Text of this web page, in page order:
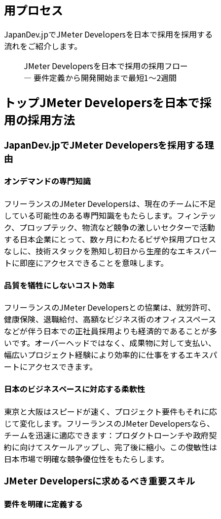
用プロセス
JapanDev.jpでJMeter Developersを日本で採用を採用する
流れをご紹介します。
JMeter Developersを日本で採用の採用フロー
— 要件定義から開発開始まで最短1〜2週間
トップJMeter Developersを日本で採
用の採用方法
JapanDev.jpでJMeter Developersを採用する理
由
オンデマンドの専門知識
フリーランスのJMeter Developersは、現在のチームに不足
している可能性のある専門知識をもたらします。フィンテッ
ク、プロップテック、物流など競争の激しいセクターで活動
する日本企業にとって、数ヶ月にわたるビザや採用プロセス
なしに、技術スタックを熟知し初日から生産的なエキスパー
トに即座にアクセスできることを意味します。
品質を犠牲にしないコスト効率
フリーランスのJMeter Developersとの協業は、就労許可、
健康保険、退職給付、高額なビジネス街のオフィススペース
などが伴う日本での正社員採用よりも経済的であることが多
いです。オーバーヘッドではなく、成果物に対して支払い、
幅広いプロジェクト経験により効率的に仕事をするエキスパ
ートにアクセスできます。
日本のビジネスペースに対応する柔軟性
東京と大阪はスピードが速く、プロジェクト要件もそれに応
じて変化します。フリーランスのJMeter Developersなら、
チームを迅速に適応できます：プロダクトローンチや政府契
約に向けてスケールアップし、完了後に縮小。この俊敏性は
日本市場で明確な競争優位性をもたらします。
JMeter Developersに求めるべき重要スキル
要件を明確に定義する